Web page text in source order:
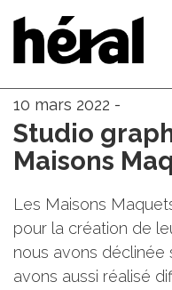
10 mars 2022 -
Studio
Maisons
Les Maisons
pour la création de
nous avons déclinée
avons aussi réalisé